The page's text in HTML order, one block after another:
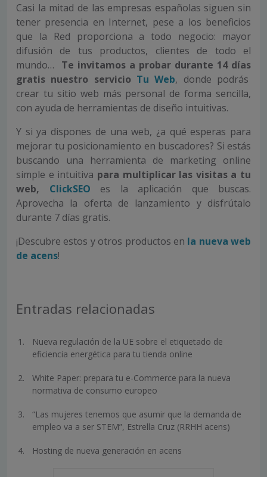
Casi la mitad de las empresas españolas siguen sin
tener presencia en Internet, pese a los beneficios
que la Red proporciona a todo negocio: mayor
difusión de tus productos, clientes de todo el
mundo… Te invitamos a probar durante 14 días
gratis nuestro servicio Tu Web, donde podrás
crear tu sitio web más personal de forma sencilla,
con ayuda de herramientas de diseño intuitivas.
Y si ya dispones de una web, ¿a qué esperas para
mejorar tu posicionamiento en buscadores? Si estás
buscando una herramienta de marketing online
simple e intuitiva para multiplicar las visitas a tu
web, ClickSEO es la aplicación que buscas.
Aprovecha la oferta de lanzamiento y disfrútalo
durante 7 días gratis.
¡Descubre estos y otros productos en la nueva web
de acens!
Entradas relacionadas
Nueva regulación de la UE sobre el etiquetado de
eficiencia energética para tu tienda online
White Paper: prepara tu e-Commerce para la nueva
normativa de consumo europeo
“Las mujeres tenemos que asumir que la demanda de
empleo va a ser STEM”, Estrella Cruz (RRHH acens)
Hosting de nueva generación en acens